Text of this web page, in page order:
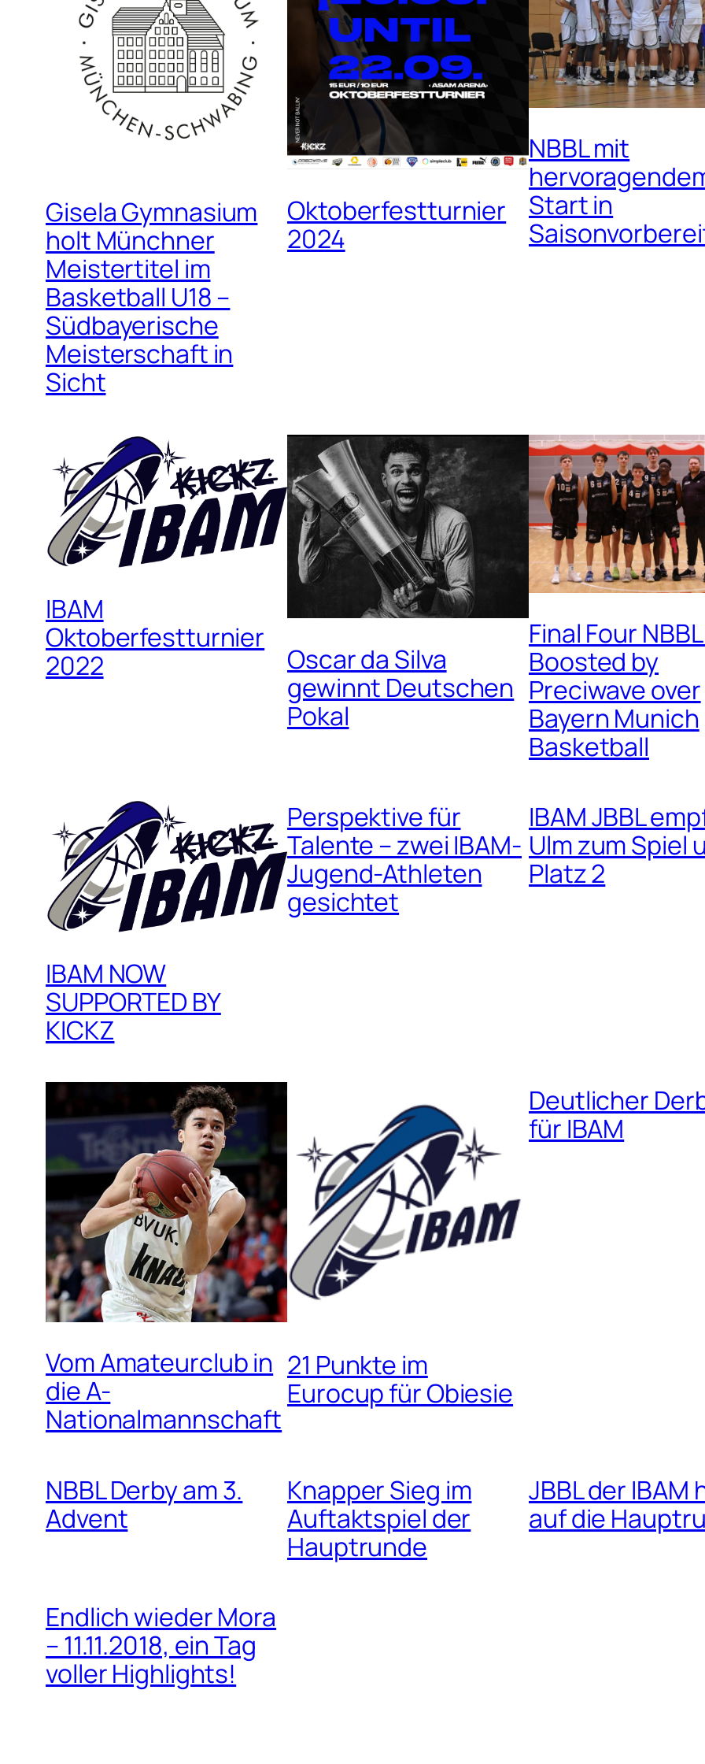
Gisela Gymnasium
holt Münchner
Meistertitel im
Basketball U18 –
Südbayerische
Meisterschaft in
Sicht
Oktoberfestturnier
2024
NBBL mit
Start in
IBAM
Oktoberfestturnier
2022
Oscar da Silva
gewinnt Deutschen
Pokal
Final Four
Boosted by
Preciwave over
Bayern Munich
Basketball
IBAM NOW
SUPPORTED BY
KICKZ
Perspektive für
Talente – zwei IBAM-
Jugend-Athleten
gesichtet
IBAM JBBL
Ulm zum Spiel
Platz 2
Vom Amateurclub in
die A-
Nationalmannschaft
21 Punkte im
Eurocup für Obiesie
Deutlicher
für IBAM
NBBL Derby am 3.
Advent
Knapper Sieg im
Auftaktspiel der
Hauptrunde
JBBL der IBAM
auf die
Endlich wieder Mora
– 11.11.2018, ein Tag
voller Highlights!